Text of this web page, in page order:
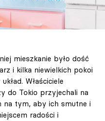
mieszkanie było dość
i kilka niewielkich pokoi
Właściciele
do Tokio przyjechali na
na tym, aby ich smutne i
radości i